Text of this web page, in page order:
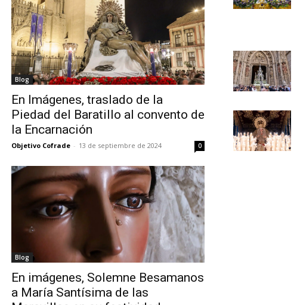
Blog
En Imágenes, traslado de la
Piedad del Baratillo al convento de
la Encarnación
Objetivo Cofrade - 13 de septiembre de 2024 0
Blog
En imágenes, Solemne Besamanos
a María Santísima de las